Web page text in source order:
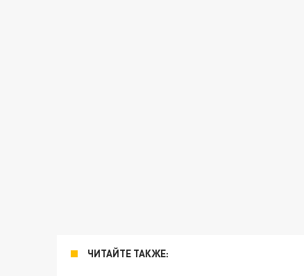
ЧИТАЙТЕ ТАКЖЕ: